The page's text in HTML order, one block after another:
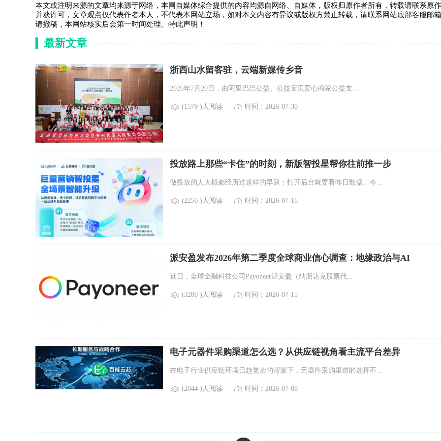
本文或注明来源的文章均来源于网络，本网自媒体综合提供的内容均源自网络、自媒体，版权归原作者所有，转载请联系原
并获许可，文章观点仅代表作者本人，不代表本网站立场，如对本文内容有异议或版权方禁止转载，请联系网站底部客服邮
请撤稿，本网站核实后会第一时间处理。特此声明！
最新文章
浙西山水留客驻，云端新媒传乡音
2026年7月20日，由阿里巴巴公益、公益宝贝爱心商家公益支...
(1579 )人阅读 时间：2026-07-30
投放路上那些“卡住”的时刻，新版智投星帮你往前推一步
做投放的人大概都经历过这样的早晨：打开后台就要看昨日数据、今...
(2256 )人阅读 时间：2026-07-16
派安盈发布2026年第二季度全球商业信心调查：地缘政治与AI
近日，全球金融科技公司Payoneer派安盈（纳斯达克股票代...
(3280 )人阅读 时间：2026-07-15
电子元器件采购渠道怎么选？从供应链视角看主流平台差异
在电子行业供应链环境日趋复杂的背景下，元器件采购渠道的选择不...
(2044 )人阅读 时间：2026-07-08